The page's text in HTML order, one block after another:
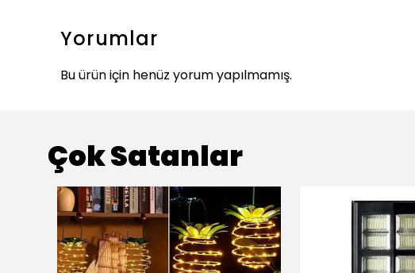
Yorumlar
Bu ürün için henüz yorum yapılmamış.
Çok Satanlar